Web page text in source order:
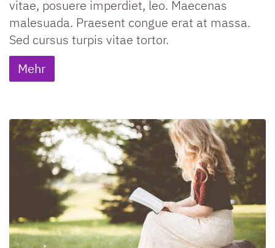
vitae, posuere imperdiet, leo. Maecenas
malesuada. Praesent congue erat at massa.
Sed cursus turpis vitae tortor.
Mehr